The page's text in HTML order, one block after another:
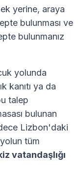
yerine, araya
bulunması ve
bulunmanız
yolunda
kanıtı ya da
talep
bulunan
Lizbon'daki
tüm
vatandaşlığı